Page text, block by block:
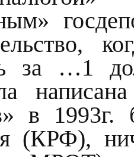
за …1
в 1993г.
(КРФ),